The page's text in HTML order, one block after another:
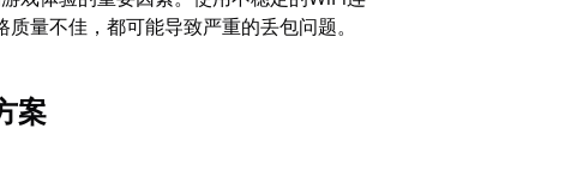
量不佳，都可能导致严重的丢包问题。
案